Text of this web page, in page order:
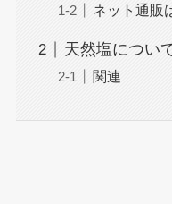
ネット通販
天然塩につい
関連